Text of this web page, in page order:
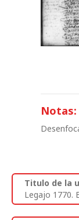
Notas:
Titulo de la
Legajo 1770.